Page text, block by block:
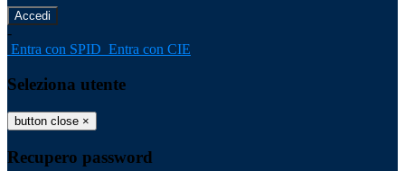
-
Entra con SPID Entra con CIE
Seleziona utente
button close ×
Recupero password